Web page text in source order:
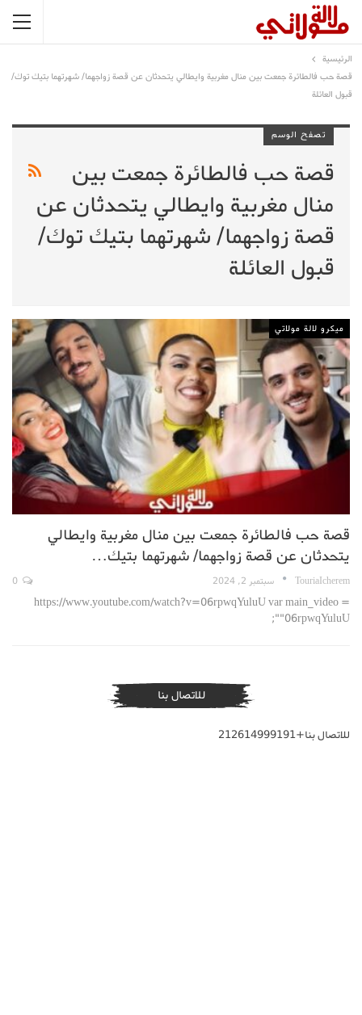
الرئيسية
قصة حب فالطائرة جمعت بين منال مغربية وايطالي يتحدثان عن قصة زواجهما/ شهرتهما بتيك توك/
قبول العائلة
تصفح الوسم
قصة حب فالطائرة جمعت بين
منال مغربية وايطالي يتحدثان عن
قصة زواجهما/ شهرتهما بتيك توك/
قبول العائلة
ميكرو لالة مولاتي
قصة حب فالطائرة جمعت بين منال مغربية وايطالي
يتحدثان عن قصة زواجهما/ شهرتهما بتيك…
TouriaIcherem سبتمبر 2, 2024
https://www.youtube.com/watch?v=06rpwqYuluU var main_video =
"06rpwqYuluU";
للاتصال بنا
للاتصال بنا+212614999191